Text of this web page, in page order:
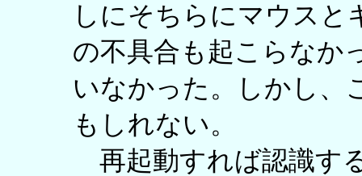
しにそちらにマウスと
の不具合も起こらなか
いなかった。しかし、
もしれない。
再起動すれば認識す